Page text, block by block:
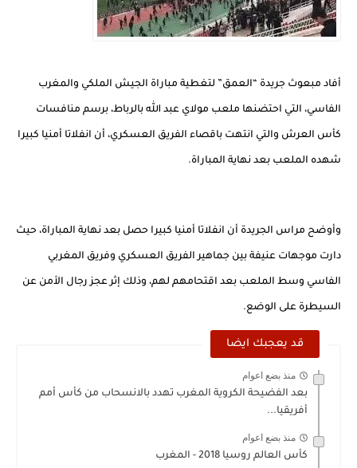
أفاد مبعوث جريدة “العمق” لتغطية مباراة الجيش الملكي والمغرب
الفاسي، التي احتضنها ملعب مولاي عبد الله بالرباط، برسم منافسات
كأس العرش والتي انتهت باقصاء الفريق العسكري، أن انفلاتا أمنيا كبيرا
شهده الملعب بعد نهاية المباراة.
وأوضح مراس الجريدة أن انفلاتا أمنيا كبيرا حصل بعد نهاية المباراة، حيث
دارت موجهات عنيفة بين جماهير الفريق العسكري وفريق المغربي
الفاسي وسط الملعب بعد اقتحامهم لهم، وذلك إثر عجز رجال الأمن عن
السيطرة على الوضع.
قد يعجبك ايضا
منذ بضع اعوام
بعد الفضيحة الكروية المغرب تهدد بالانسحاب من كأس أمم
أفريقيا...
منذ بضع اعوام
كأس العالم روسيا 2018 - المغرب